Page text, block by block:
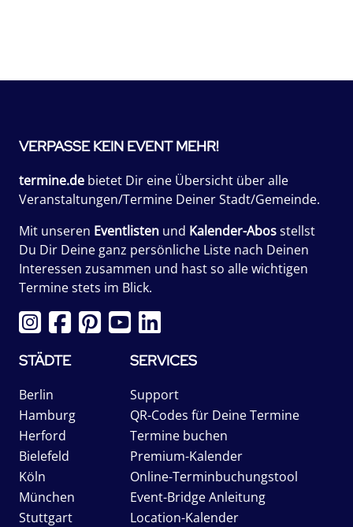
VERPASSE KEIN EVENT MEHR!
termine.de bietet Dir eine Übersicht über alle
Veranstaltungen/Termine Deiner Stadt/Gemeinde.
Mit unseren Eventlisten und Kalender-Abosstellst
Du Dir Deine ganz persönliche Liste nach Deinen
Interessen zusammen und hast so alle wichtigen
Termine stets im Blick.
STÄDTE
Berlin
Hamburg
Herford
Bielefeld
Köln
München
Stuttgart
SERVICES
Support
QR-Codes für Deine Termine
Termine buchen
Premium-Kalender
Online-Terminbuchungstool
Event-Bridge Anleitung
Location-Kalender